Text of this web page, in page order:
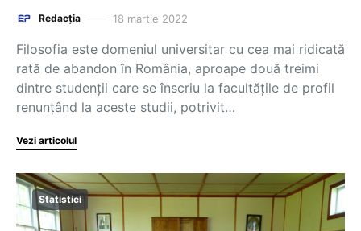
Redacția 18 martie 2022
Filosofia este domeniul universitar cu cea mai ridicată
rată de abandon în România, aproape două treimi
dintre studenții care se înscriu la facultățile de profil
renunțând la aceste studii, potrivit…
Vezi articolul
Statistici